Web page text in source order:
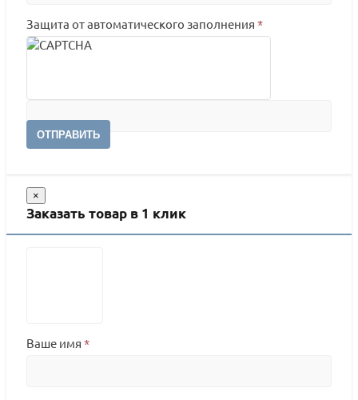
Защита от автоматического заполнения *
ОТПРАВИТЬ
×
Заказать товар в 1 клик
Ваше имя *